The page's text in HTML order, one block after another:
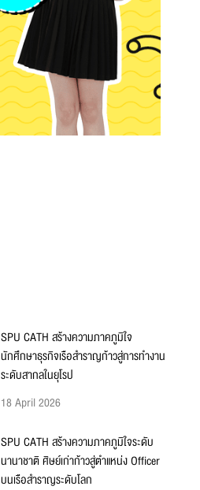
SPU CATH สร้างความภาคภูมิใจ
นักศึกษาธุรกิจเรือสำราญก้าวสู่การทำงาน
ระดับสากลในยุโรป
18 April 2026
SPU CATH สร้างความภาคภูมิใจระดับ
นานาชาติ ศิษย์เก่าก้าวสู่ตำแหน่ง Officer
บนเรือสำราญระดับโลก